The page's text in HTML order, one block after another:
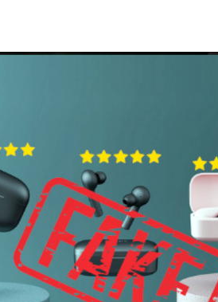
aretoan